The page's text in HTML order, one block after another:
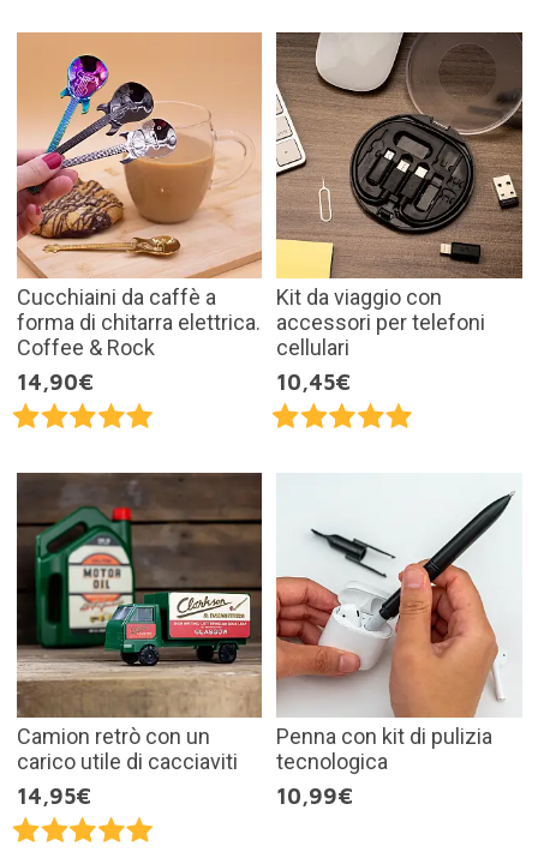
Cucchiaini da caffè a
forma di chitarra elettrica.
Coffee & Rock
14,90€
Kit da viaggio con
accessori per telefoni
cellulari
10,45€
Camion retrò con un
carico utile di cacciaviti
14,95€
Penna con kit di pulizia
tecnologica
10,99€